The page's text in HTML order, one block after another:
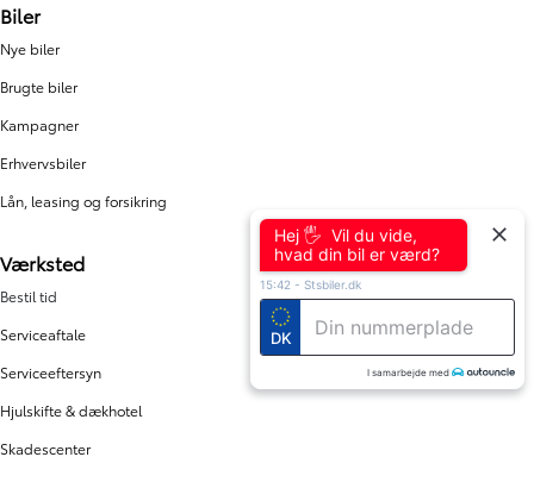
Biler
Nye biler
Brugte biler
Kampagner
Erhvervsbiler
Lån, leasing og forsikring
Værksted
Bestil tid
Serviceaftale
Serviceeftersyn
Hjulskifte & dækhotel
Skadescenter
Hej 🖐 Vil du vide,
hvad din bil er værd?
15:42 - Stsbiler.dk
DK
I samarbejde med